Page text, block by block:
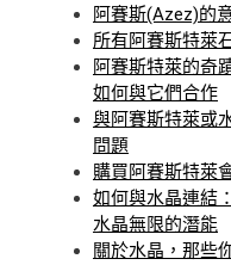
阿賽斯(Azez)的
所有阿賽斯特萊
阿賽斯特萊的奇
如何與它們合作
與阿賽斯特萊或
問題
購買阿賽斯特萊
如何與水晶連結
水晶無限的潛能
關於水晶，那些